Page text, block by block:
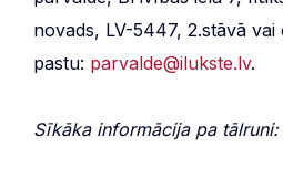
novads, LV-5447, 2.stāvā vai
pastu: parvalde@ilukste.lv.
Sīkāka informācija pa